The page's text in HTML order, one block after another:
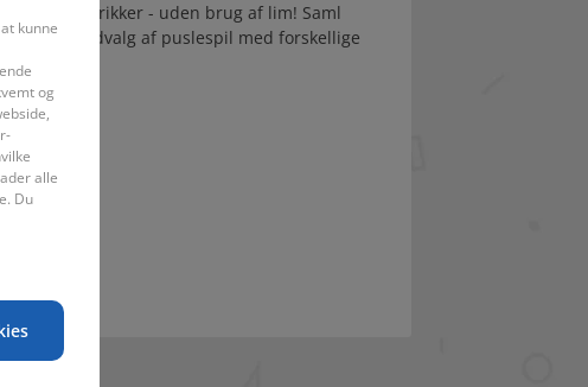
- uden brug af lim! Saml
store udvalg af puslespil med forskellige
kunne
og
alle
Du